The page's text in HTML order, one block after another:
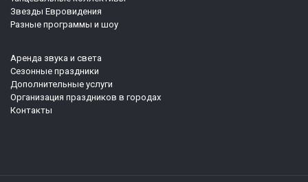
Звезды Евровидения
Разные программы и шоу
Аренда звука и света
Сезонные праздники
Дополнительные услуги
Организация праздников в городах
Контакты